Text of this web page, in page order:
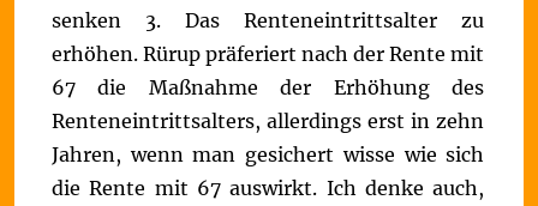
senken 3. Das Renteneintrittsalter zu
erhöhen. Rürup präferiert nach der Rente mit
67 die Maßnahme der Erhöhung des
Renteneintrittsalters, allerdings erst in zehn
Jahren, wenn man gesichert wisse wie sich
die Rente mit 67 auswirkt. Ich denke auch,